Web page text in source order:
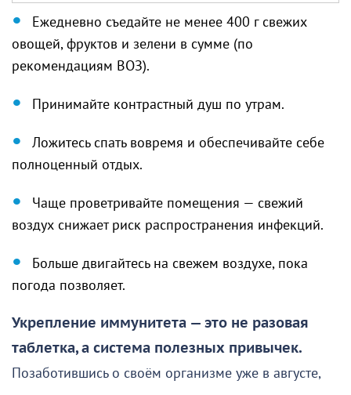
Ежедневно съедайте не менее 400 г свежих
овощей, фруктов и зелени в сумме (по
рекомендациям ВОЗ).
Принимайте контрастный душ по утрам.
Ложитесь спать вовремя и обеспечивайте себе
полноценный отдых.
Чаще проветривайте помещения — свежий
воздух снижает риск распространения инфекций.
Больше двигайтесь на свежем воздухе, пока
погода позволяет.
Укрепление иммунитета — это не разовая
таблетка, а система полезных привычек.
Позаботившись о своём организме уже в августе,